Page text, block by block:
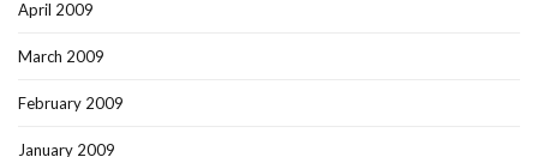
April 2009
March 2009
February 2009
January 2009